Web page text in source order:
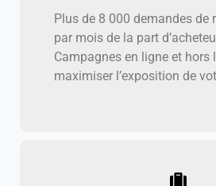
Plus de 8 000 demandes de
par mois de la part
Campagnes en ligne et hors
maximiser l’exposition de